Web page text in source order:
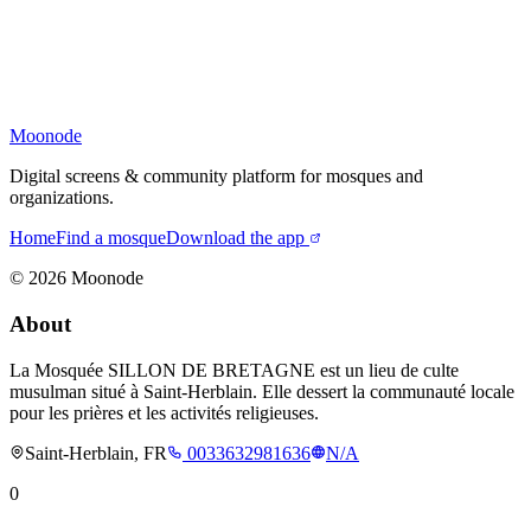
Moonode
Digital screens & community platform for mosques and
organizations.
HomeFind a mosqueDownload the app
© 2026 Moonode
About
La Mosquée SILLON DE BRETAGNE est un lieu de culte
musulman situé à Saint-Herblain. Elle dessert la communauté locale
pour les prières et les activités religieuses.
Saint-Herblain, FR
0033632981636
N/A
0